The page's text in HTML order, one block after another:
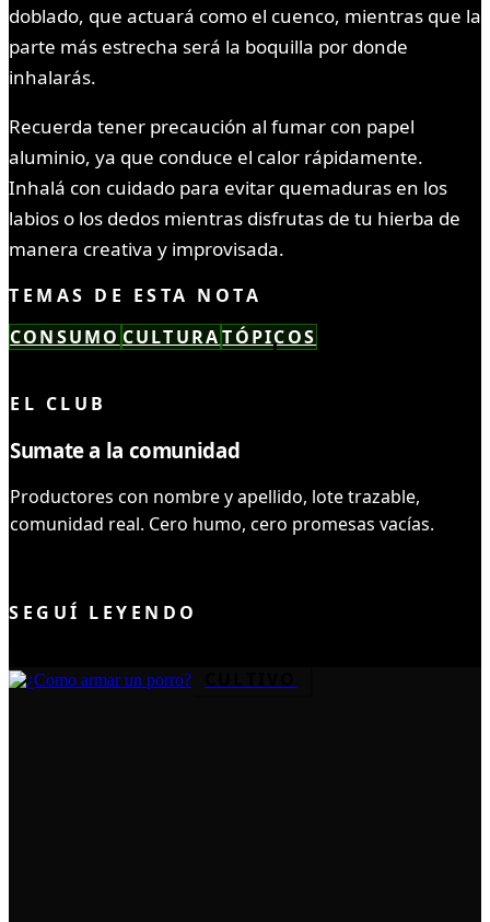
doblado, que actuará como el cuenco, mientras que la
parte más estrecha será la boquilla por donde
inhalarás.
Recuerda tener precaución al fumar con papel
aluminio, ya que conduce el calor rápidamente.
Inhalá con cuidado para evitar quemaduras en los
labios o los dedos mientras disfrutas de tu hierba de
manera creativa y improvisada.
TEMAS DE ESTA NOTA
CONSUMO CULTURATÓPICOS
EL CLUB
Sumate a la comunidad
Productores con nombre y apellido, lote trazable,
comunidad real. Cero humo, cero promesas vacías.
SEGUÍ LEYENDO